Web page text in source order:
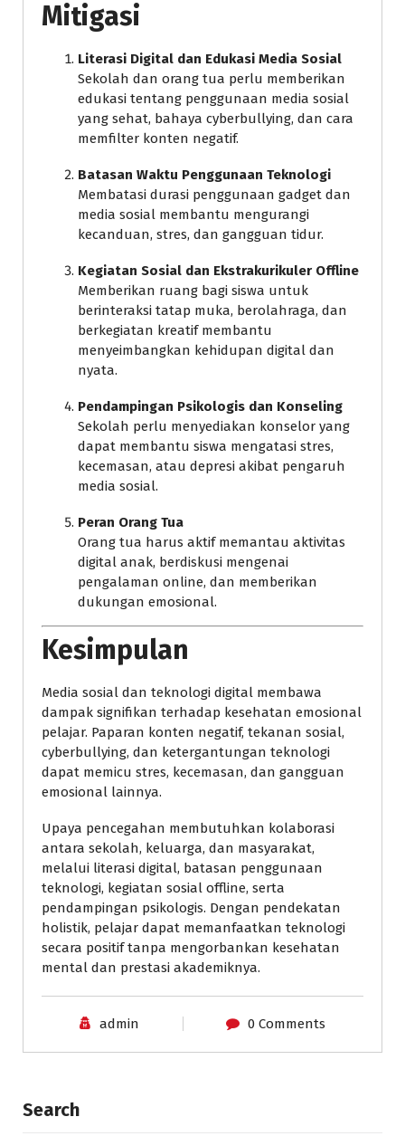
Mitigasi
Literasi Digital dan Edukasi Media Sosial
Sekolah dan orang tua perlu memberikan
edukasi tentang penggunaan media sosial
yang sehat, bahaya cyberbullying, dan cara
memfilter konten negatif.
Batasan Waktu Penggunaan Teknologi
Membatasi durasi penggunaan gadget dan
media sosial membantu mengurangi
kecanduan, stres, dan gangguan tidur.
Kegiatan Sosial dan Ekstrakurikuler Offline
Memberikan ruang bagi siswa untuk
berinteraksi tatap muka, berolahraga, dan
berkegiatan kreatif membantu
menyeimbangkan kehidupan digital dan
nyata.
Pendampingan Psikologis dan Konseling
Sekolah perlu menyediakan konselor yang
dapat membantu siswa mengatasi stres,
kecemasan, atau depresi akibat pengaruh
media sosial.
Peran Orang Tua
Orang tua harus aktif memantau aktivitas
digital anak, berdiskusi mengenai
pengalaman online, dan memberikan
dukungan emosional.
Kesimpulan
Media sosial dan teknologi digital membawa
dampak signifikan terhadap kesehatan emosional
pelajar. Paparan konten negatif, tekanan sosial,
cyberbullying, dan ketergantungan teknologi
dapat memicu stres, kecemasan, dan gangguan
emosional lainnya.
Upaya pencegahan membutuhkan kolaborasi
antara sekolah, keluarga, dan masyarakat,
melalui literasi digital, batasan penggunaan
teknologi, kegiatan sosial offline, serta
pendampingan psikologis. Dengan pendekatan
holistik, pelajar dapat memanfaatkan teknologi
secara positif tanpa mengorbankan kesehatan
mental dan prestasi akademiknya.
admin 0 Comments
Search